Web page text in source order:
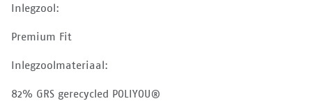
Inlegzool:
Premium Fit
Inlegzoolmateriaal:
82% GRS gerecycled POLIYOU®